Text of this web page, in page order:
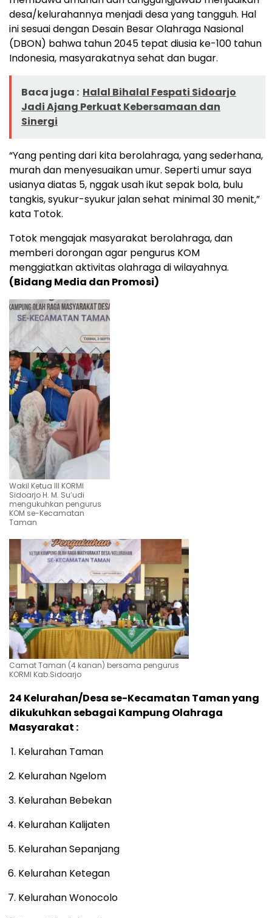
desa/kelurahannya menjadi desa yang tangguh. Hal
ini sesuai dengan Desain Besar Olahraga Nasional
(DBON) bahwa tahun 2045 tepat diusia ke-100 tahun
Indonesia, masyarakatnya sehat dan bugar.
Baca juga : Halal Bihalal Fespati Sidoarjo
Jadi Ajang Perkuat Kebersamaan dan
Sinergi
“Yang penting dari kita berolahraga, yang sederhana,
murah dan menyesuaikan umur. Seperti umur saya
usianya diatas 5, nggak usah ikut sepak bola, bulu
tangkis, syukur-syukur jalan sehat minimal 30 menit,”
kata Totok.
Totok mengajak masyarakat berolahraga, dan
memberi dorongan agar pengurus KOM
menggiatkan aktivitas olahraga di wilayahnya.
(Bidang Media dan Promosi)
Wakil Ketua III KORMI
Sidoarjo H. M. Su’udi
mengukuhkan pengurus
KOM se-Kecamatan
Taman
Camat Taman (4 kanan) bersama pengurus
KORMI Kab.Sidoarjo
24 Kelurahan/Desa se-Kecamatan Taman yang
dikukuhkan sebagai Kampung Olahraga
Masyarakat :
Kelurahan Taman
Kelurahan Ngelom
Kelurahan Bebekan
Kelurahan Kalijaten
Kelurahan Sepanjang
Kelurahan Ketegan
Kelurahan Wonocolo